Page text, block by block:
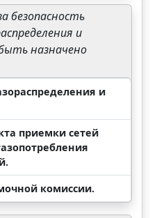
безопасность
и
назначено
и
приемки сетей
комиссии.